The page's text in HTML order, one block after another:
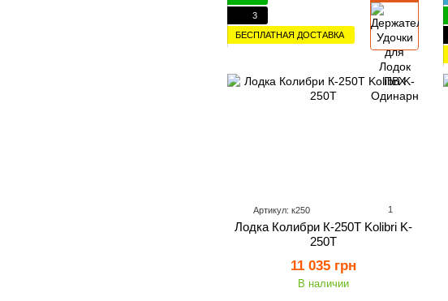
3
БЕСПЛАТНАЯ ДОСТАВКА
Артикул: к250 1
Лодка Колибри К-250Т Kolibri K-
250Т
11 035 грн
В наличии